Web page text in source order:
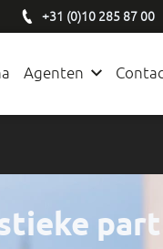
+31 (0)10 285 87 00
Agenten
e